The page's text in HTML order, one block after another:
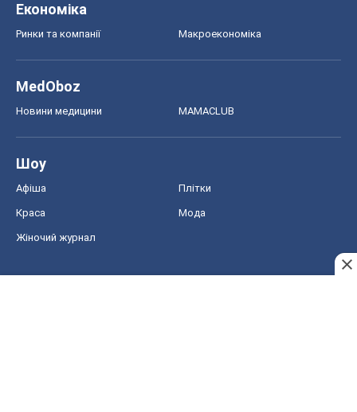
Економіка
Ринки та компанії Макроекономіка
MedOboz
Новини медицини MAMACLUB
Шоу
Афіша Плітки
Краса Мода
Жіночий журнал